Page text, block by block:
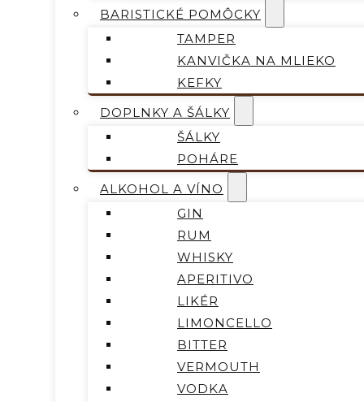
BARISTICKÉ POMÔCKY
TAMPER
KANVIČKA NA MLIEKO
KEFKY
DOPLNKY A ŠÁLKY
ŠÁLKY
POHÁRE
ALKOHOL A VÍNO
GIN
RUM
WHISKY
APERITIVO
LIKÉR
LIMONCELLO
BITTER
VERMOUTH
VODKA